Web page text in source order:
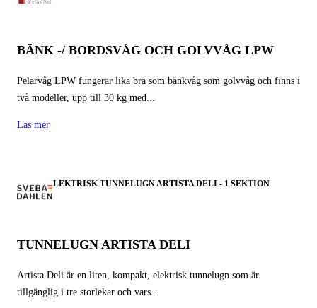
BÄNK -/ BORDSVÅG OCH GOLVVÅG LPW
Pelarvåg LPW fungerar lika bra som bänkvåg som golvvåg och finns i
två modeller, upp till 30 kg med...
Läs mer
ELEKTRISK TUNNELUGN ARTISTA DELI - 1 SEKTION
TUNNELUGN ARTISTA DELI
Artista Deli är en liten, kompakt, elektrisk tunnelugn som är
tillgänglig i tre storlekar och vars...